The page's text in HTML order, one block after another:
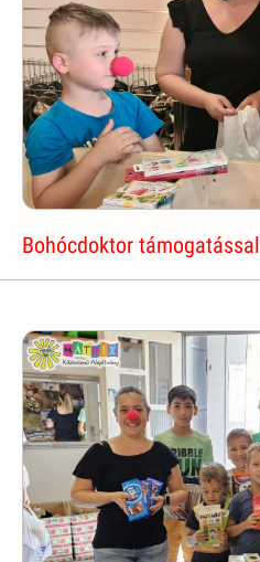
Bohócdoktor támogatással